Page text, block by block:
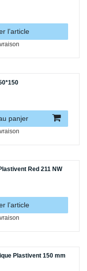
l’article
panjer
Red 211 NW
l’article
Plastivent 150 mm